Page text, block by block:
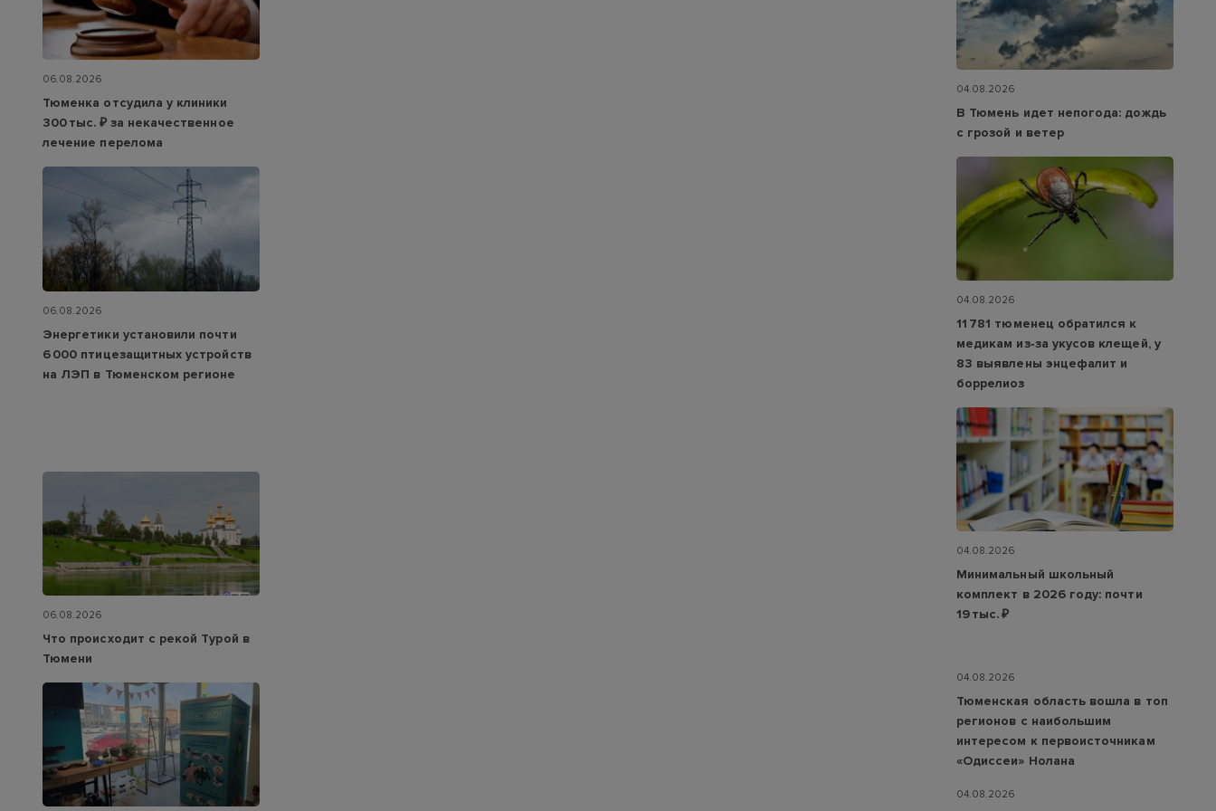
06.08.2026
Тюменка отсудила у клиники
300 тыс. ₽ за некачественное
лечение перелома
06.08.2026
Энергетики установили почти
6 000 птицезащитных устройств
на ЛЭП в Тюменском регионе
06.08.2026
Что происходит с рекой Турой в
Тюмени
04.08.2026
В Тюмень идет непогода: дождь
с грозой и ветер
04.08.2026
11 781 тюменец обратился к
медикам из‑за укусов клещей, у
83 выявлены энцефалит и
боррелиоз
04.08.2026
Минимальный школьный
комплект в 2026 году: почти
19 тыс. ₽
04.08.2026
Тюменская область вошла в топ
регионов с наибольшим
интересом к первоисточникам
«Одиссеи» Нолана
04.08.2026